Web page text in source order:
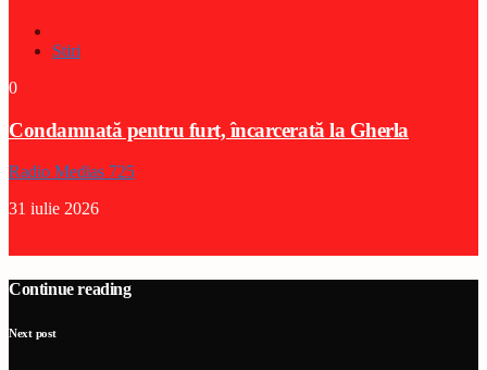
Stiri
0
Condamnată pentru furt, încarcerată la Gherla
Radio Medias 725
31 iulie 2026
Continue reading
Next post